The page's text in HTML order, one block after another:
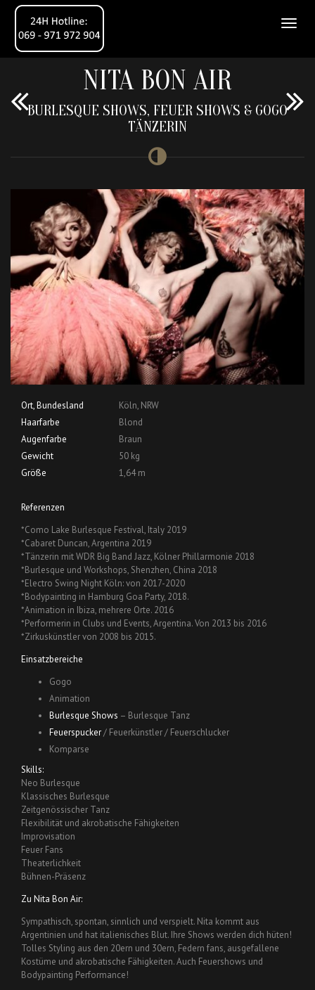
NITA BON AIR
BURLESQUE SHOWS, FEUER SHOWS & GOGO
TÄNZERIN
Ort, Bundesland
Köln, NRW
Haarfarbe
Blond
Augenfarbe
Braun
Gewicht
50 kg
Größe
1,64 m
Referenzen
*Como Lake Burlesque Festival, Italy 2019
*Cabaret Duncan, Argentina 2019
*Tänzerin mit WDR Big Band Jazz, Kölner Phillarmonie 2018
*Burlesque und Workshops, Shenzhen, China 2018
*Electro Swing Night Köln: von 2017-2020
*Bodypainting in Hamburg Goa Party, 2018.
*Animation in Ibiza, mehrere Orte. 2016
*Performerin in Clubs und Events, Argentina. Von 2013 bis 2016
*Zirkuskünstler von 2008 bis 2015.
Einsatzbereiche
Gogo
Animation
Burlesque Shows – Burlesque Tanz
Feuerspucker/ Feuerkünstler / Feuerschlucker
Komparse
Skills:
Neo Burlesque
Klassisches Burlesque
Zeitgenössischer Tanz
Flexibilität und akrobatische Fähigkeiten
Improvisation
Feuer Fans
Theaterlichkeit
Bühnen-Präsenz
Zu Nita Bon Air:
Sympathisch, spontan, sinnlich und verspielt. Nita kommt aus
Argentinien und hat italienisches Blut. Ihre Shows werden dich hüten!
Tolles Styling aus den 20ern und 30ern, Federn fans, ausgefallene
Kostüme und akrobatische Fähigkeiten. Auch Feuershows und
Bodypainting Performance!